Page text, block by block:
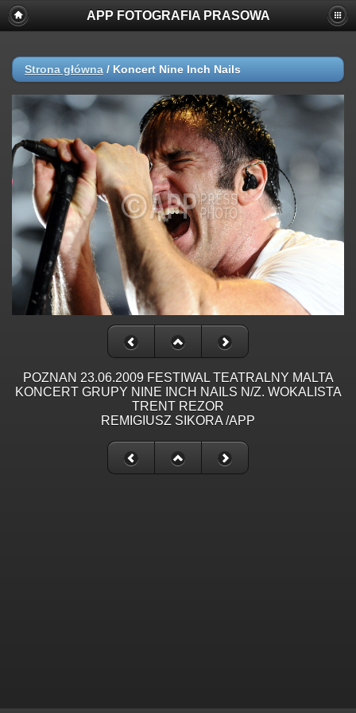
APP FOTOGRAFIA PRASOWA
Strona główna / Koncert Nine Inch Nails
POZNAN 23.06.2009 FESTIWAL TEATRALNY MALTA
KONCERT GRUPY NINE INCH NAILS N/Z. WOKALISTA
TRENT REZOR
REMIGIUSZ SIKORA /APP